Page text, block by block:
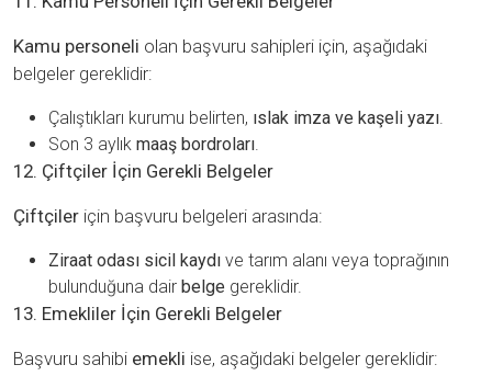
Kamu personeli olan başvuru sahipleri için, aşağıdaki
belgeler gereklidir:
Çalıştıkları kurumu belirten, ıslak imza ve kaşeli yazı.
Son 3 aylık maaş bordroları.
12. Çiftçiler İçin Gerekli Belgeler
Çiftçiler için başvuru belgeleri arasında:
Ziraat odası sicil kaydı ve tarım alanı veya toprağının
bulunduğuna dair belge gereklidir.
13. Emekliler İçin Gerekli Belgeler
Başvuru sahibi emekli ise, aşağıdaki belgeler gereklidir: